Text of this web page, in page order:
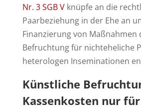
Nr. 3 SGB Vknüpfe an die
Paarbeziehung in der Ehe an
Finanzierung von Maßnahmen
Befruchtung für nichteheliche
heterologen Inseminationen
Künstliche
Kassenkosten nur